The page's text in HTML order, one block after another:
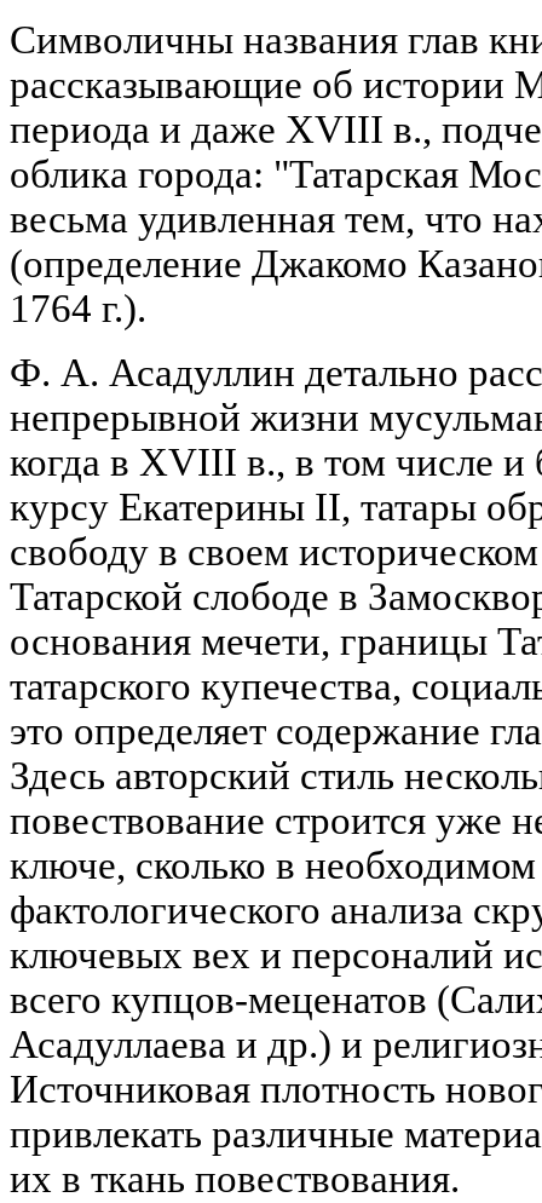
Символичны названия глав
рассказывающие об истории
периода и даже XVIII в.,
облика города: "Татарская
весьма удивленная тем, что
(определение Джакомо
1764 г.).
Ф. А. Асадуллин детально
непрерывной жизни
когда в XVIII в., в том числе и
курсу Екатерины II, татары
свободу в своем
Татарской слободе в
основания мечети, границы
татарского купечества,
это определяет содержание
Здесь авторский стиль
повествование строится уже
ключе, сколько в
фактологического анализа
ключевых вех и персоналий
всего купцов-меценатов
Асадуллаева и др.) и
Источниковая плотность
привлекать различные
их в ткань повествования.